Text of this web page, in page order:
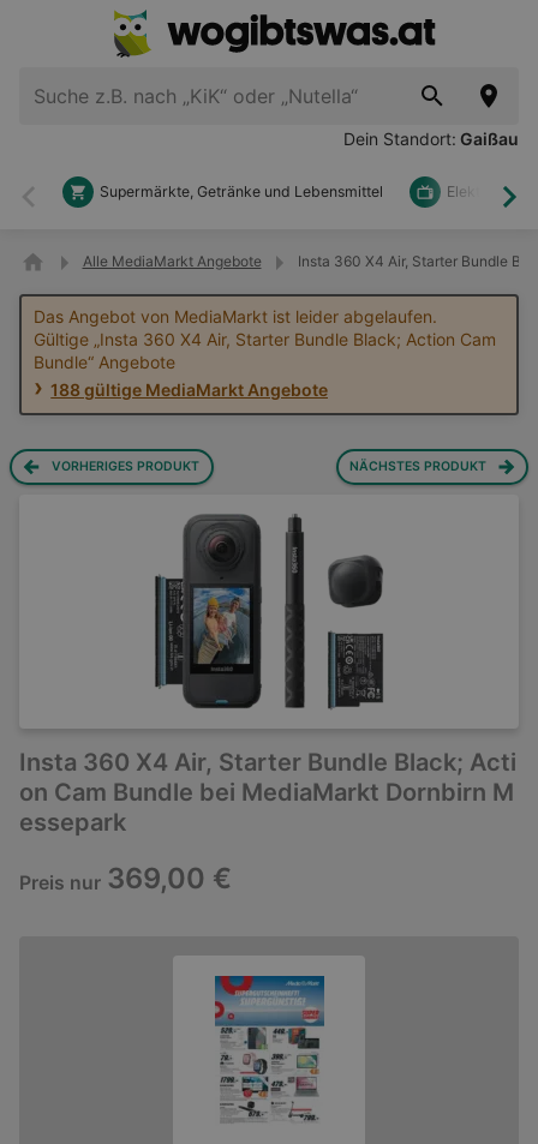
Dein Standort: Gaißau
Zurück
Supermärkte, Getränke und Lebensmittel Elektronik
Alle MediaMarkt Angebote Insta 360 X4 Air, Starter Bundle
Das Angebot von MediaMarkt ist leider abgelaufen.
Gültige „Insta 360 X4 Air, Starter Bundle Black; Action Cam
Bundle“ Angebote
188 gültige MediaMarkt Angebote
VORHERIGES PRODUKT NÄCHSTES PRODUKT
Insta 360 X4 Air, Starter Bundle Black; Acti
on Cam Bundle bei MediaMarkt Dornbirn M
essepark
Preis nur 369,00 €